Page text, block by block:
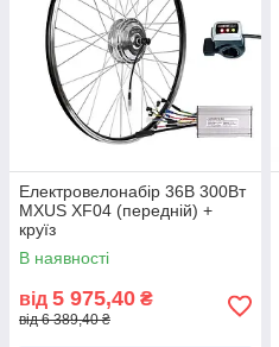
Електровелонабір 36В 300Вт
MXUS XF04 (передній) +
круїз
В наявності
від 5 975,40 ₴
від 6 389,40 ₴